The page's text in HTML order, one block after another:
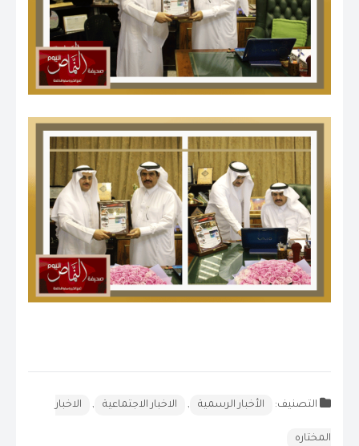
التصنيف: الأخبار الرسمية , الاخبار الاجتماعية , الاخبار
المختاره